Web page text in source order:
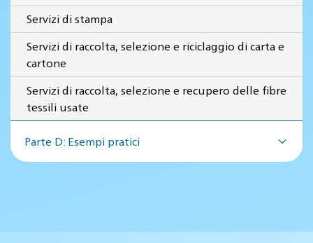
Servizi di stampa
Servizi di raccolta, selezione e riciclaggio di carta e
cartone
Servizi di raccolta, selezione e recupero delle fibre
tessili usate
Parte D: Esempi pratici